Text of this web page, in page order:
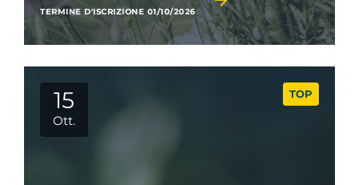
TERMINE D'ISCRIZIONE 01/10/2026
TOP
15
Ott.